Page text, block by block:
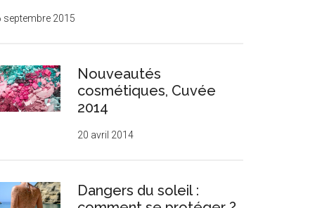
septembre 2015
Nouveautés
cosmétiques, Cuvée
2014
20 avril 2014
Dangers du soleil :